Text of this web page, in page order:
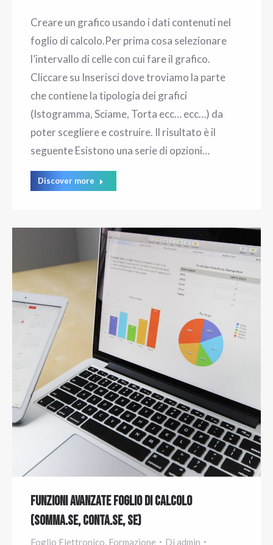
Creare un grafico usando i dati contenuti nel
foglio di calcolo.Per prima cosa selezionare
l’intervallo di celle con cui fare il grafico.
Cliccare su Inserisci dove troviamo la parte
che contiene la tipologia dei grafici
(Istogramma, Sciame, Torta ecc… ecc…) da
poter scegliere e costruire. Il risultato è il
seguente Esistono una serie di opzioni…
Discover more
Funzioni Avanzate Foglio di Calcolo
(Somma.se, Conta.se, Se)
Foglio Elettronico, Formazione Di admin